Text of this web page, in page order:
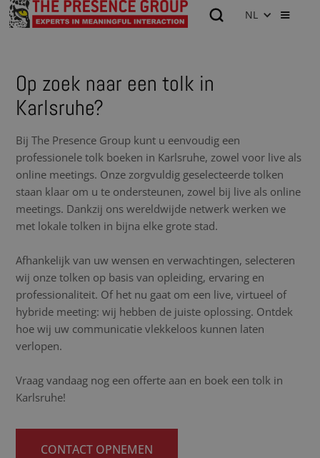
NL
Op zoek naar een tolk in
Karlsruhe?
Bij The Presence Group kunt u eenvoudig een
professionele tolk boeken in Karlsruhe, zowel voor live als
online meetings. Onze zorgvuldig geselecteerde tolken
staan klaar om u te ondersteunen, zowel bij live als online
meetings. Dankzij ons wereldwijde netwerk werken we
met lokale tolken in bijna elke grote stad.
Afhankelijk van uw wensen en verwachtingen, selecteren
wij onze tolken op basis van opleiding, ervaring en
professionaliteit. Of het nu gaat om een live, virtueel of
hybride meeting: wij hebben de juiste oplossing. Ontdek
hoe wij uw communicatie vlekkeloos kunnen laten
verlopen.
Vraag vandaag nog een offerte aan en boek een tolk in
Karlsruhe!
CONTACT OPNEMEN